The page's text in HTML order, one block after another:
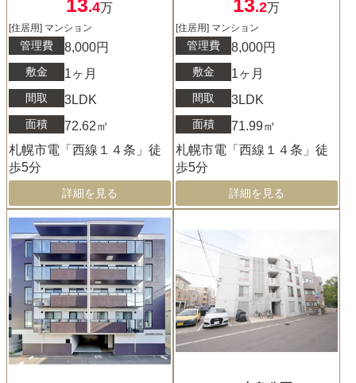
13.4万
[住居用] マンション
管理費 8,000円
敷金 1ヶ月
間取 3LDK
面積
72.62㎡
札幌市電「西線１４条」徒
歩5分
詳細を見る
13.2万
[住居用] マンション
管理費 8,000円
敷金 1ヶ月
間取 3LDK
面積
71.99㎡
札幌市電「西線１４条」徒
歩5分
詳細を見る